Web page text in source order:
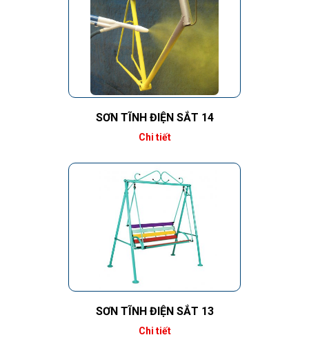
SƠN TĨNH ĐIỆN SẮT 14
Chi tiết
SƠN TĨNH ĐIỆN SẮT 13
Chi tiết